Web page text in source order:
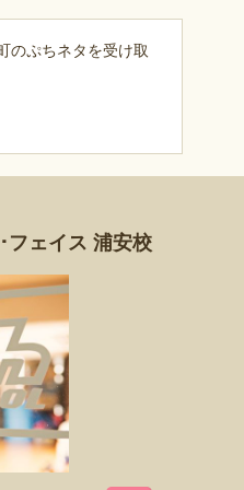
のぷちネタを受け取
ェイス 浦安校